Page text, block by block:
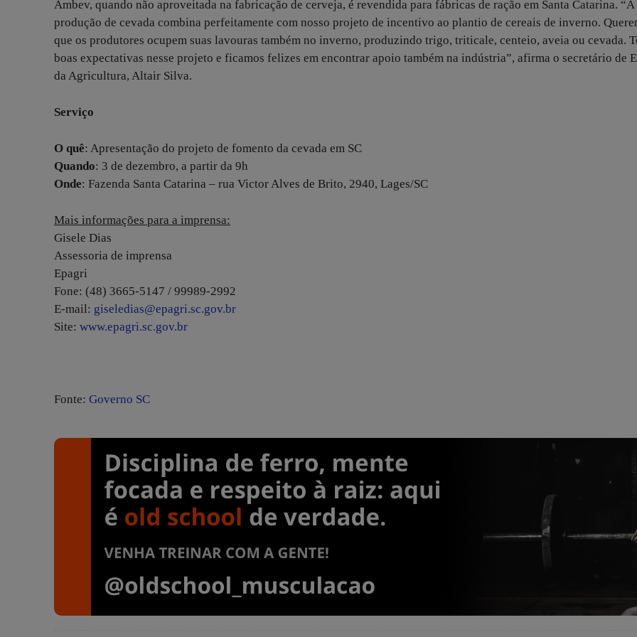
Ambev, quando não aproveitada na fabricação de cerveja, é revendida para fábricas de ração em Santa Catarina. “A
produção de cevada combina perfeitamente com nosso projeto de incentivo ao plantio de cereais de inverno.
que os produtores ocupem suas lavouras também no inverno, produzindo trigo, triticale, centeio, aveia ou cevada.
boas expectativas nesse projeto e ficamos felizes em encontrar apoio também na indústria”, afirma o secretário de
da Agricultura, Altair Silva.
Serviço
O quê: Apresentação do projeto de fomento da cevada em SC
Quando: 3 de dezembro, a partir da 9h
Onde: Fazenda Santa Catarina – rua Victor Alves de Brito, 2940, Lages/SC
Mais informações para a imprensa:
Gisele Dias
Assessoria de imprensa
Epagri
Fone: (48) 3665-5147 / 99989-2992
E-mail: giseledias@epagri.sc.gov.br
Site: www.epagri.sc.gov.br
Fonte: Governo SC